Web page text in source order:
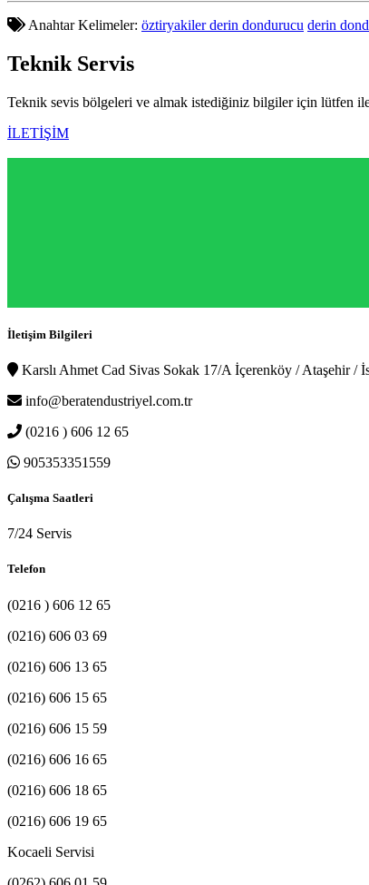
Anahtar Kelimeler: öztiryakiler derin dondurucu derin
Teknik Servis
Teknik sevis bölgeleri ve almak istediğiniz bilgiler için lütfen
İLETİŞİM
İletişim Bilgileri
Karslı Ahmet Cad Sivas Sokak 17/A İçerenköy / Ataşehir /
info@beratendustriyel.com.tr
(0216 ) 606 12 65
905353351559
Çalışma Saatleri
7/24 Servis
Telefon
(0216 ) 606 12 65
(0216) 606 03 69
(0216) 606 13 65
(0216) 606 15 65
(0216) 606 15 59
(0216) 606 16 65
(0216) 606 18 65
(0216) 606 19 65
Kocaeli Servisi